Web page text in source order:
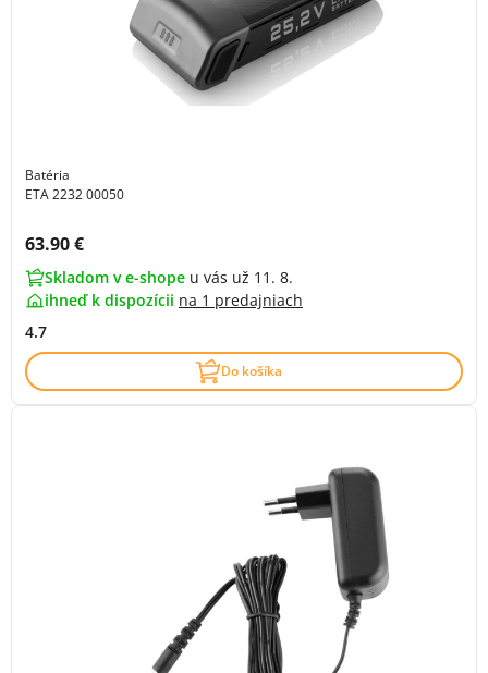
Batéria
ETA 2232 00050
Cena s DPH:
63.90 €
Skladom v e-shope u vás už 11. 8.
ihneď k dispozícii na 1 predajniach
4.7
Do košíka